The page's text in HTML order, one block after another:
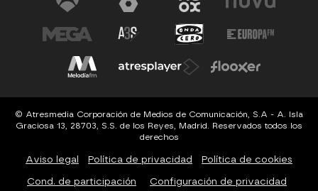
© Atresmedia Corporación de Medios de Comunicación, S.A - A. Isla
Graciosa 13, 28703, S.S. de los Reyes, Madrid. Reservados todos los
derechos
Aviso legal Política de privacidad Política de cookies
Cond. de participación Configuración de privacidad